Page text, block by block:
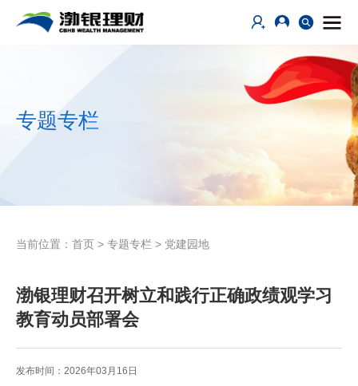
专题专栏
当前位置： 首页 > 专题专栏 > 党建园地
渤银理财召开树立和践行正确政绩观学习
教育动员部署会
发布时间：2026年03月16日